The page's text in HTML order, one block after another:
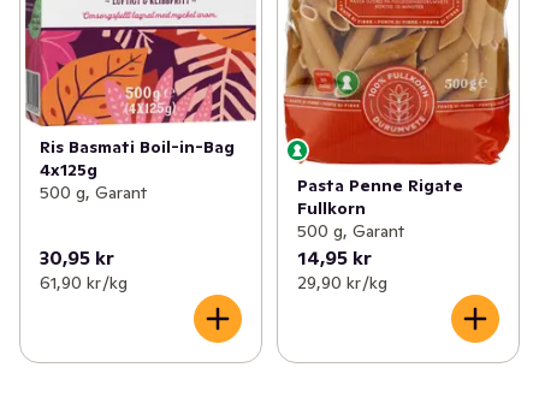
Ris Basmati Boil-in-Bag
4x125g
500 g, Garant
30,95 kr
61,90 kr /kg
Pasta Penne Rigate
Fullkorn
500 g, Garant
14,95 kr
29,90 kr /kg